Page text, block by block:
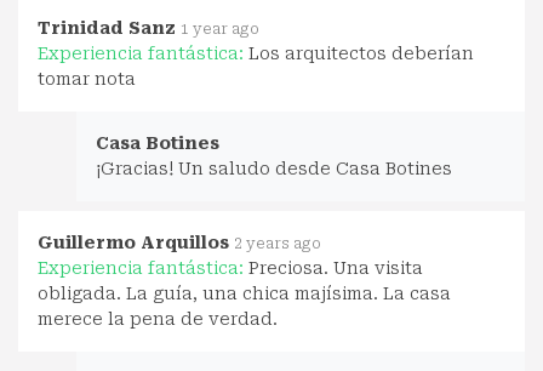
Trinidad Sanz 1 year ago
Experiencia fantástica: Los arquitectos deberían
tomar nota
Casa Botines
¡Gracias! Un saludo desde Casa Botines
Guillermo Arquillos 2 years ago
Experiencia fantástica: Preciosa. Una visita
obligada. La guía, una chica majísima. La casa
merece la pena de verdad.